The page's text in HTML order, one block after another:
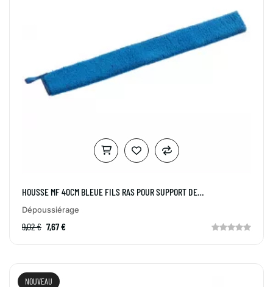
HOUSSE MF 40CM BLEUE FILS RAS POUR SUPPORT DE
Dépoussiérage
9,02 € 7,67 €
NOUVEAU